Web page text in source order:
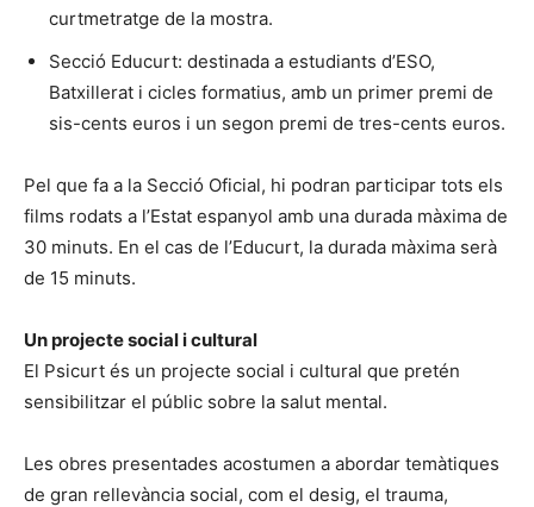
curtmetratge de la mostra.
Secció Educurt: destinada a estudiants d’ESO,
Batxillerat i cicles formatius, amb un primer premi de
sis-cents euros i un segon premi de tres-cents euros.
Pel que fa a la Secció Oficial, hi podran participar tots els
films rodats a l’Estat espanyol amb una durada màxima de
30 minuts. En el cas de l’Educurt, la durada màxima serà
de 15 minuts.
Un projecte social i cultural
El Psicurt és un projecte social i cultural que pretén
sensibilitzar el públic sobre la salut mental.
Les obres presentades acostumen a abordar temàtiques
de gran rellevància social, com el desig, el trauma,